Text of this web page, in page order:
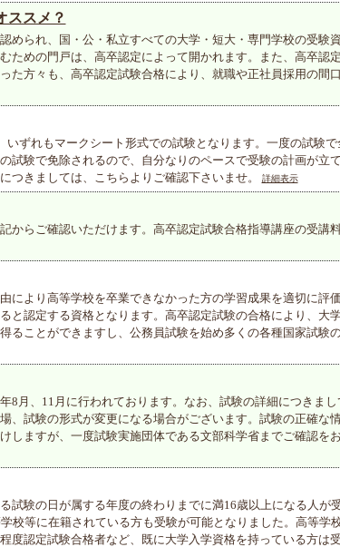
ススメ？
められ、国・公・私立すべての大学・短大・専門学校の受験資
ための門戸は、高卒認定によって開かれます。また、高卒認定
た方々も、高卒認定試験合格により、就職や正社員採用の間口
いずれもマークシート形式での試験となります。一度の試験で
試験で免除されるので、自分なりのペースで受験の計画が立て
つきましては、こちらよりご確認下さいませ。
詳細表示
からご確認いただけます。高卒認定試験合格指導講座の受講
により高等学校を卒業できなかった方の学習成果を適切に評価
と認定する資格となります。高卒認定試験の合格により、大
ることができますし、公務員試験を始め多くの各種国家試験
8月、11月に行われております。なお、試験の詳細につきまし
、試験の形式が変更になる場合がございます。試験の正確な
しますが、一度試験実施団体である文部科学省までご確認をお
試験の日が属する年度の終わりまでに満16歳以上になる人が
校等に在籍されている方も受験が可能となりました。高等学
度認定試験合格者など、既に大学入学資格を持っている方は受